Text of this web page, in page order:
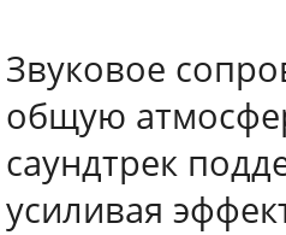
Звуковое
общую
саундтрек
усиливая